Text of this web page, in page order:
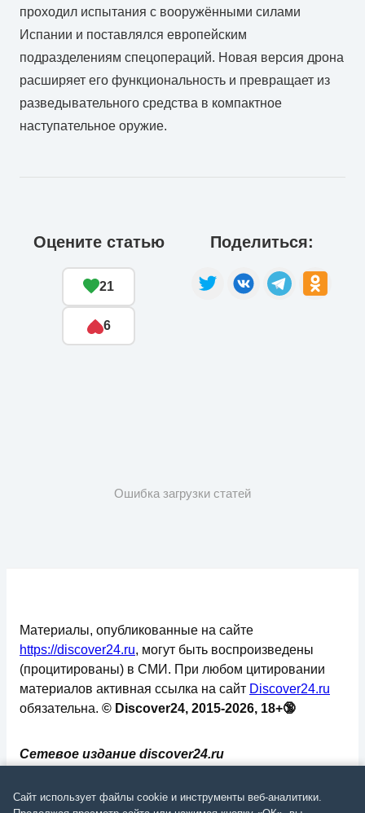
проходил испытания с вооружёнными силами
Испании и поставлялся европейским
подразделениям спецопераций. Новая версия дрона
расширяет его функциональность и превращает из
разведывательного средства в компактное
наступательное оружие.
Оцените статью
21
6
Поделиться:
Ошибка загрузки статей
Сетевое издание discover24.ru
надзору в сфере связи, информационных
Материалы, опубликованные на сайте
https://discover24.ru, могут быть воспроизведены
(процитированы) в СМИ. При любом цитировании
материалов активная ссылка на сайт Discover24.ru
обязательна. © Discover24, 2015-2026, 18+🔞
Сайт использует файлы cookie и инструменты веб-аналитики.